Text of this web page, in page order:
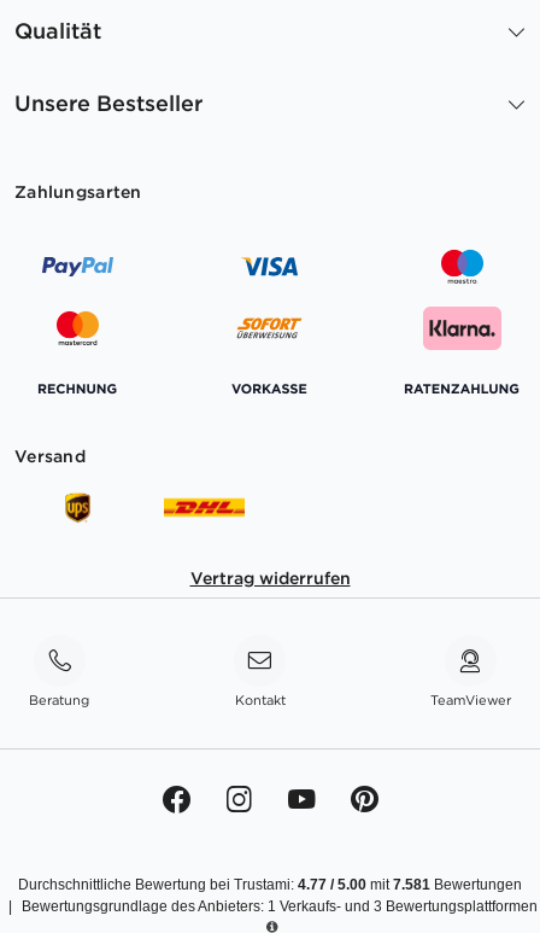
Qualität
Unsere Bestseller
Zahlungsarten
Versand
Vertrag widerrufen
Beratung Kontakt TeamViewer
Durchschnittliche Bewertung bei Trustami: 4.77 /5.00 mit7.581 Bewertungen
Bewertungsgrundlage des Anbieters: 1 Verkaufs- und 3 Bewertungsplattformen